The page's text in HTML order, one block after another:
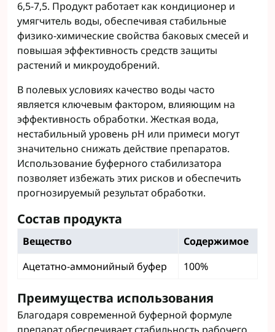
6,5-7,5. Продукт работает как кондиционер и
умягчитель воды, обеспечивая стабильные
физико-химические свойства баковых смесей и
повышая эффективность средств защиты
растений и микроудобрений.
В полевых условиях качество воды часто
является ключевым фактором, влияющим на
эффективность обработки. Жесткая вода,
нестабильный уровень pH или примеси могут
значительно снижать действие препаратов.
Использование буферного стабилизатора
позволяет избежать этих рисков и обеспечить
прогнозируемый результат обработки.
Состав продукта
Вещество
Содержимое
Ацетатно-аммонийный буфер
100%
Преимущества использования
Благодаря современной буферной формуле